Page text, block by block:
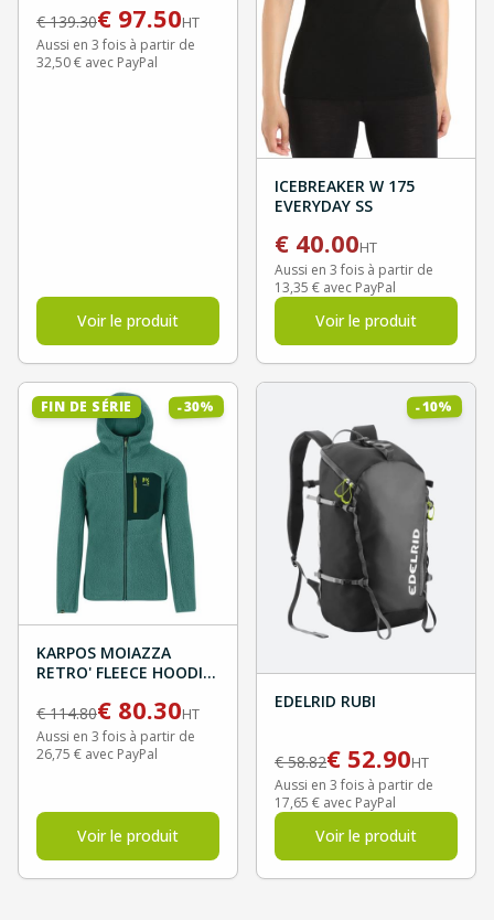
€139.30€ 97.50HT
Aussi en 3 fois à partir de
32,50 € avec PayPal
Voir le produit
ICEBREAKER W 175
EVERYDAY SS
€ 40.00HT
Aussi en 3 fois à partir de
13,35 € avec PayPal
Voir le produit
FIN DE SÉRIE -30%
KARPOS MOIAZZA
RETRO' FLEECE HOODIE
€114.80€ 80.30HT
Aussi en 3 fois à partir de
26,75 € avec PayPal
Voir le produit
-10%
EDELRID RUBI
€58.82€ 52.90HT
Aussi en 3 fois à partir de
17,65 € avec PayPal
Voir le produit